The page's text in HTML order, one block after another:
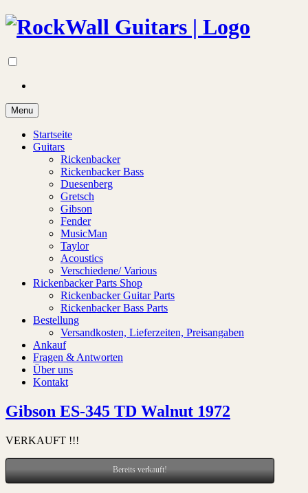
Menu
Startseite
Guitars
Rickenbacker
Rickenbacker Bass
Duesenberg
Gretsch
Gibson
Fender
MusicMan
Taylor
Acoustics
Verschiedene/ Various
Rickenbacker Parts Shop
Rickenbacker Guitar Parts
Rickenbacker Bass Parts
Bestellung
Versandkosten, Lieferzeiten, Preisangaben
Ankauf
Fragen & Antworten
Über uns
Kontakt
Gibson ES-345 TD Walnut 1972
VERKAUFT !!!
Bereits verkauft!